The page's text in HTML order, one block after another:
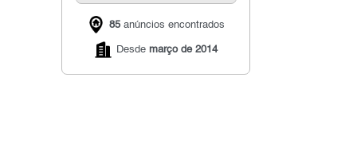
85anúncios encontrados
Desde março de 2014